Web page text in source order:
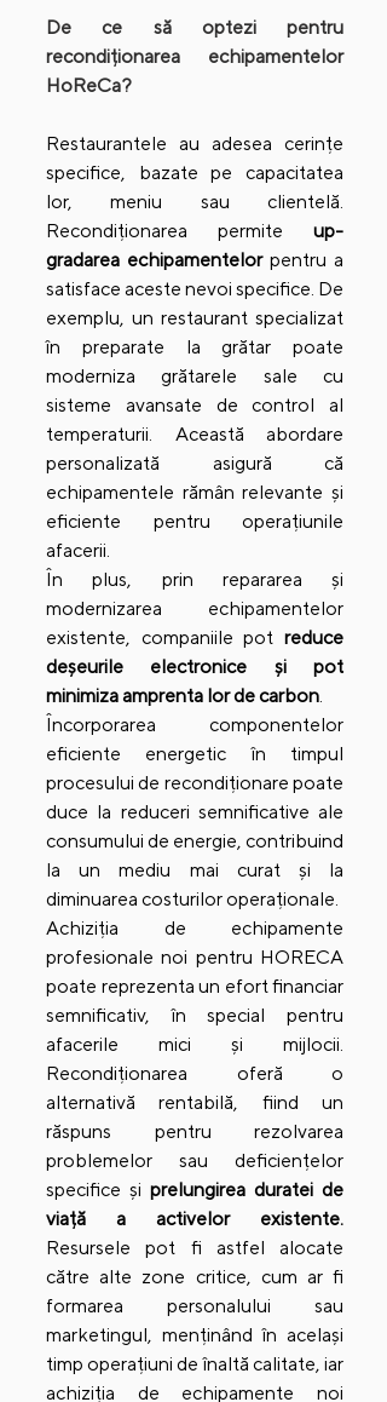
De ce să optezi pentru
recondiționarea echipamentelor
HoReCa?
Restaurantele au adesea cerințe
specifice, bazate pe capacitatea
lor, meniu sau clientelă.
Recondiționarea permite up-
gradarea echipamentelor pentru a
satisface aceste nevoi specifice. De
exemplu, un restaurant specializat
în preparate la grătar poate
moderniza grătarele sale cu
sisteme avansate de control al
temperaturii. Această abordare
personalizată asigură că
echipamentele rămân relevante și
eficiente pentru operațiunile
afacerii.
În plus, prin repararea și
modernizarea echipamentelor
existente, companiile pot reduce
deșeurile electronice și pot
minimiza amprenta lor de carbon.
Încorporarea componentelor
eficiente energetic în timpul
procesului de recondiționare poate
duce la reduceri semnificative ale
consumului de energie, contribuind
la un mediu mai curat și la
diminuarea costurilor operaționale.
Achiziția de echipamente
profesionale noi pentru HORECA
poate reprezenta un efort financiar
semnificativ, în special pentru
afacerile mici și mijlocii.
Recondiționarea oferă o
alternativă rentabilă, fiind un
răspuns pentru rezolvarea
problemelor sau deficiențelor
specifice și prelungirea duratei de
viață a activelor existente.
Resursele pot fi astfel alocate
către alte zone critice, cum ar fi
formarea personalului sau
marketingul, menținând în același
timp operațiuni de înaltă calitate, iar
achiziția de echipamente noi